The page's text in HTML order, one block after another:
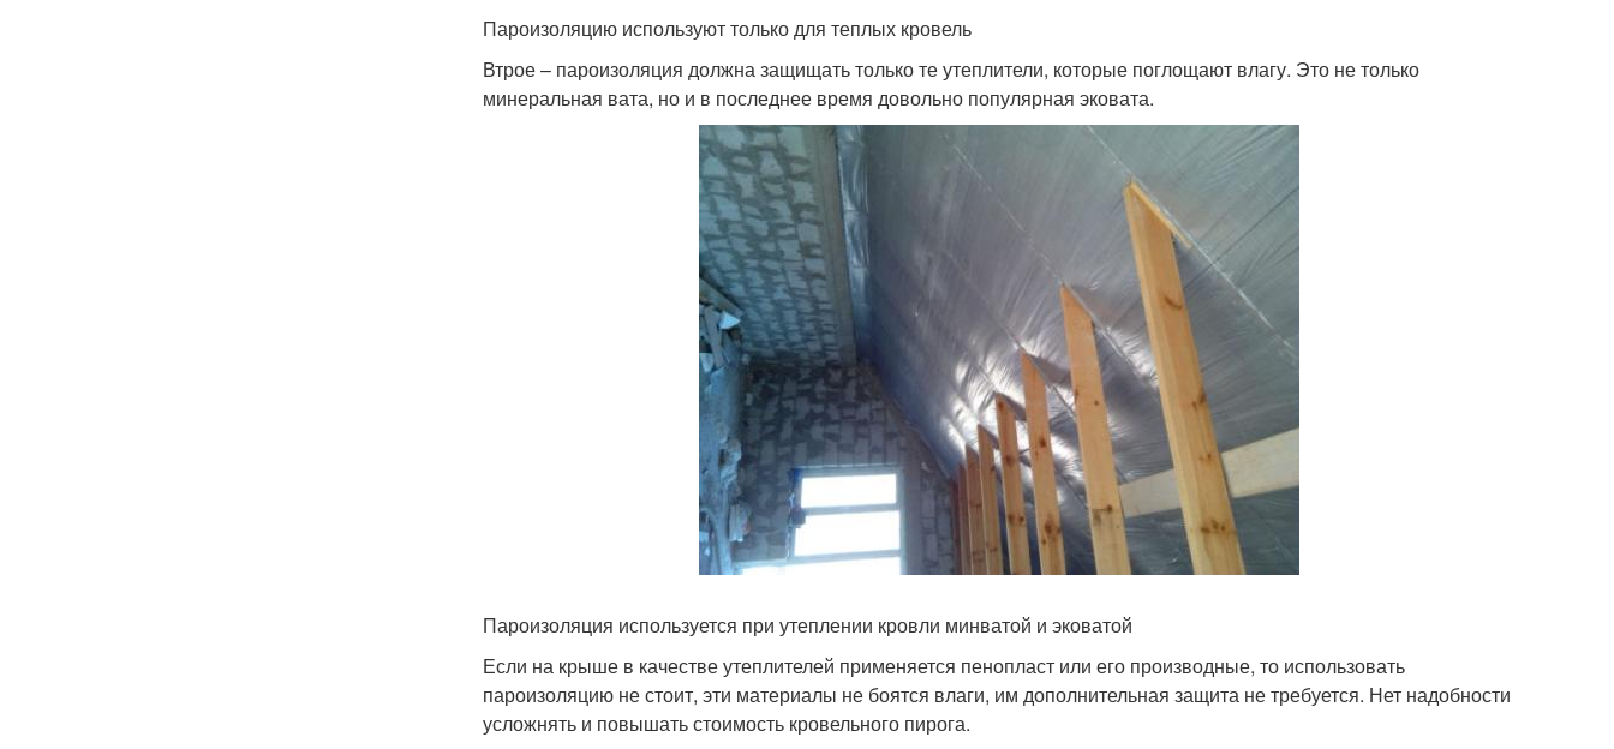
Пароизоляцию используют только для теплых кровель
Втрое – пароизоляция должна защищать только те утеплители, которые поглощают влагу. Это не только
минеральная вата, но и в последнее время довольно популярная эковата.
Пароизоляция используется при утеплении кровли минватой и эковатой
Если на крыше в качестве утеплителей применяется пенопласт или его производные, то использовать
пароизоляцию не стоит, эти материалы не боятся влаги, им дополнительная защита не требуется. Нет надобности
усложнять и повышать стоимость кровельного пирога.